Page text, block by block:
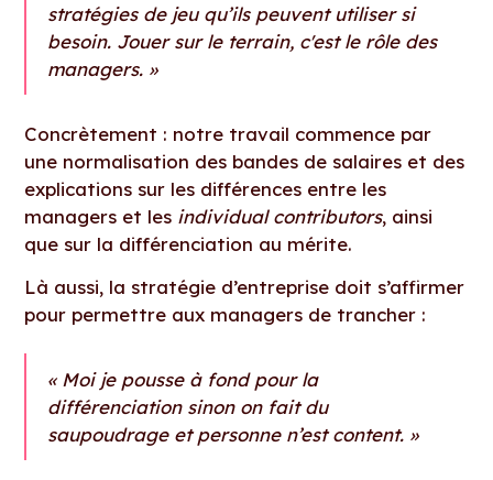
stratégies de jeu qu’ils peuvent utiliser si
besoin. Jouer sur le terrain, c'est le rôle des
managers. »
Concrètement : notre travail commence par
une normalisation des bandes de salaires et des
explications sur les différences entre les
managers et les individual contributors, ainsi
que sur la différenciation au mérite.
Là aussi, la stratégie d’entreprise doit s’affirmer
pour permettre aux managers de trancher :
« Moi je pousse à fond pour la
différenciation sinon on fait du
saupoudrage et personne n’est content. »